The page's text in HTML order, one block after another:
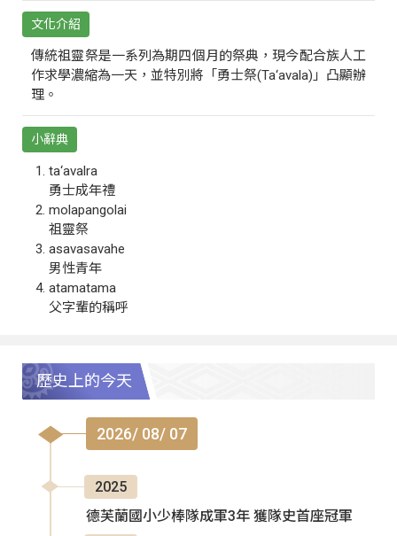
文化介紹
傳統祖靈祭是一系列為期四個月的祭典，現今配合族人工
作求學濃縮為一天，並特別將「勇士祭(Ta‘avala)」凸顯辦
理。
小辭典
ta‘avalra
勇士成年禮
molapangolai
祖靈祭
asavasavahe
男性青年
atamatama
父字輩的稱呼
歷史上的今天
2026/ 08/ 07
2025
德芙蘭國小少棒隊成軍3年 獲隊史首座冠軍